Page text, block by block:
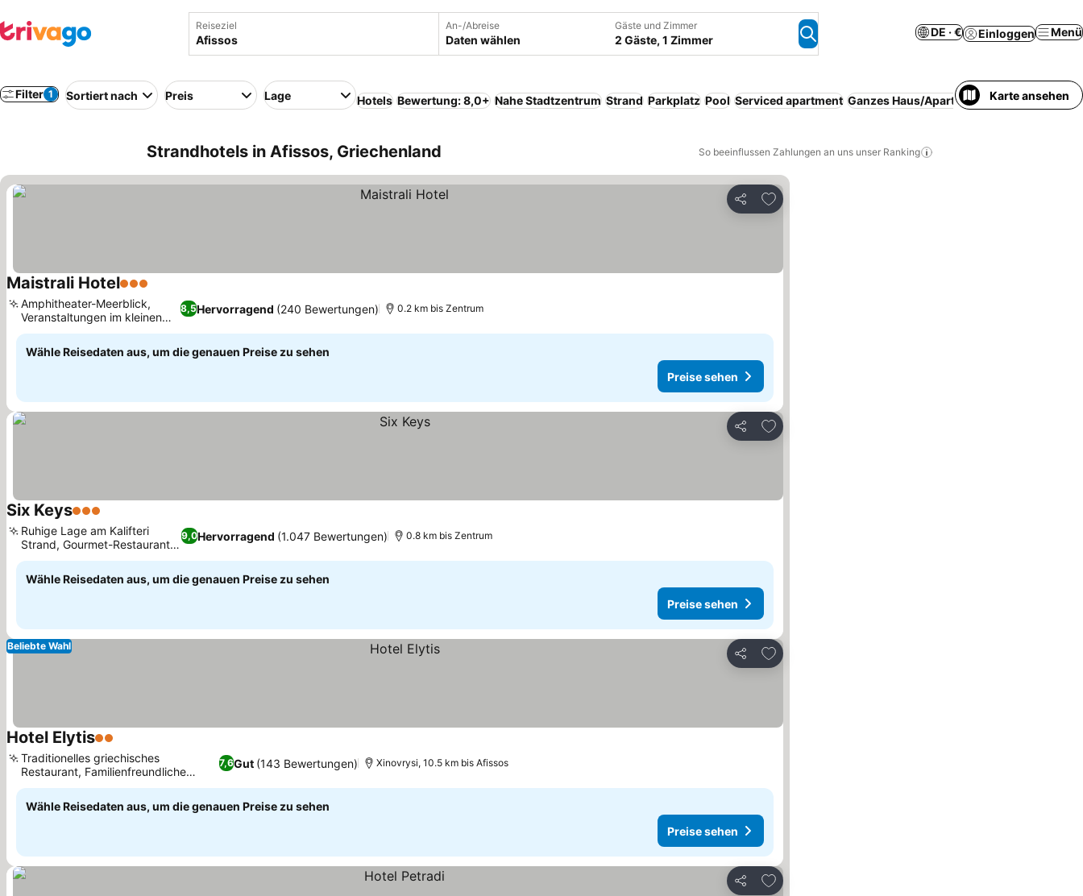
Reiseziel An-/Abreise
Daten wählen
Gäste und Zimmer
2 Gäste, 1 Zimmer
DE · € Einloggen Menü
Filter 1 Sortiert nach Preis Lage Hotels Bewertung: 8,0+ Nahe Stadtzentrum Strand Parkplatz Pool Serviced apartment Ganzes Haus/Apartment Familien
Karte ansehen
Strandhotels in Afissos, Griechenland So beeinflussen Zahlungen an uns unser Ranking
Teilen
Zu Favoriten hinzufügen
Maistrali Hotel3 Sterne
8,5Hervorragend (240 Bewertungen)
Amphitheater-Meerblick,
Veranstaltungen im kleinen
Rahmen
0.2 km bis Zentrum
Wähle Reisedaten aus, um die genauen Preise zu sehen
Preise sehen
Teilen
Zu Favoriten hinzufügen
Six Keys3 Sterne
9,0Hervorragend (1.047 Bewertungen)
Ruhige Lage am Kalifteri
Strand, Gourmet-Restaurant
am Meer
0.8 km bis Zentrum
Wähle Reisedaten aus, um die genauen Preise zu sehen
Preise sehen
Teilen
Zu Favoriten hinzufügen
Beliebte Wahl
Hotel Elytis2 Sterne
7,6Gut (143 Bewertungen)
Traditionelles griechisches
Restaurant, Familienfreundliche
Atmosphäre
Xinovrysi, 10.5 km bis Afissos
Wähle Reisedaten aus, um die genauen Preise zu sehen
Preise sehen
Teilen
Zu Favoriten hinzufügen